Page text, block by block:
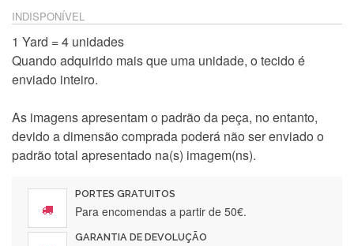
INDISPONÍVEL
1 Yard = 4 unidades
Quando adquirido mais que uma unidade, o tecido é
enviado inteiro.
As imagens apresentam o padrão da peça, no entanto,
devido a dimensão comprada poderá não ser enviado o
padrão total apresentado na(s) imagem(ns).
PORTES GRATUITOS
Para encomendas a partir de 50€.
GARANTIA DE DEVOLUÇÃO